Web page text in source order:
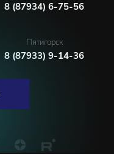
8 (87934) 6-75-56
Пятигорск
8 (87933) 9-14-36